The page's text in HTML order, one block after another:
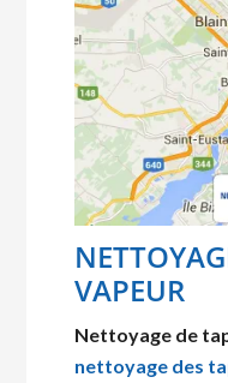
VAPEUR
Nettoyage de
nettoyage des